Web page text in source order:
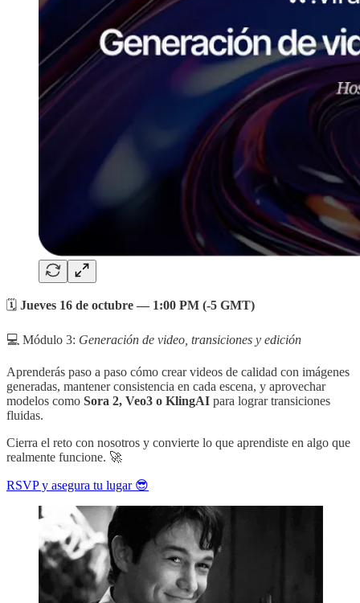
🗓 Jueves 16 de octubre — 1:00 PM (-5 GMT)
💻 Módulo 3: Generación de video, transiciones y edición
Aprenderás paso a paso cómo crear videos de calidad con imágenes
generadas, mantener consistencia en cada escena, y aprovechar
modelos como Sora 2, Veo3 o KlingAI para lograr transiciones
fluidas.
Cierra el reto con nosotros y convierte lo que aprendiste en algo que
realmente funcione. 🚀
RSVP y asegura tu lugar 😎